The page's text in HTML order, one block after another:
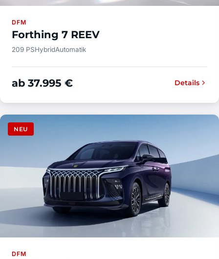
DFM
Forthing 7 REEV
209 PSHybridAutomatik
ab 37.995 € Details
NEU
DFM